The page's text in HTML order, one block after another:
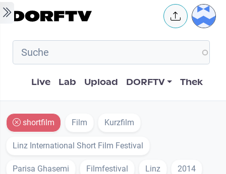
Skip to main content User
Hauptnavigation
Live Lab Upload DORFTV Thek
shortfilm Film Kurzfilm
Linz International Short Film Festival
Parisa Ghasemi Filmfestival Linz 2014